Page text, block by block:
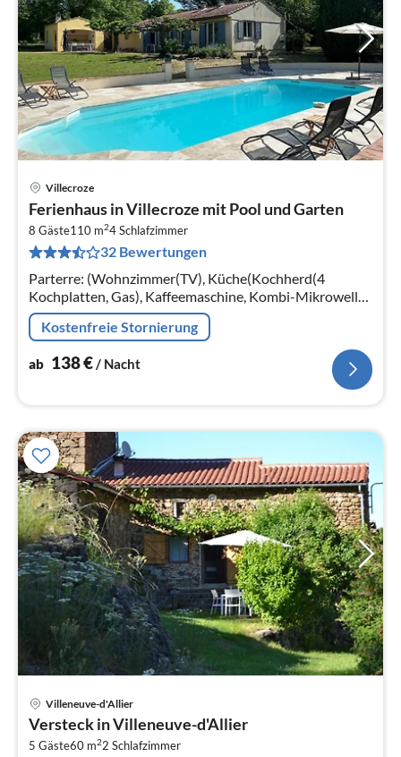
Villecroze
Ferienhaus in Villecroze mit Pool und Garten
8 Gäste110 m24Schlafzimmer
32 Bewertungen
Parterre: (Wohnzimmer(TV), Küche(Kochherd(4
Kochplatten, Gas), Kaffeemaschine, Kombi-Mikrowelle,
Spülmaschine, Kühl-/Gefrierkombination,
Waschmaschine)
Kostenfreie Stornierung
ab 138€/ Nacht
Villeneuve-d'Allier
Versteck in Villeneuve-d'Allier
5 Gäste60 m22 Schlafzimmer